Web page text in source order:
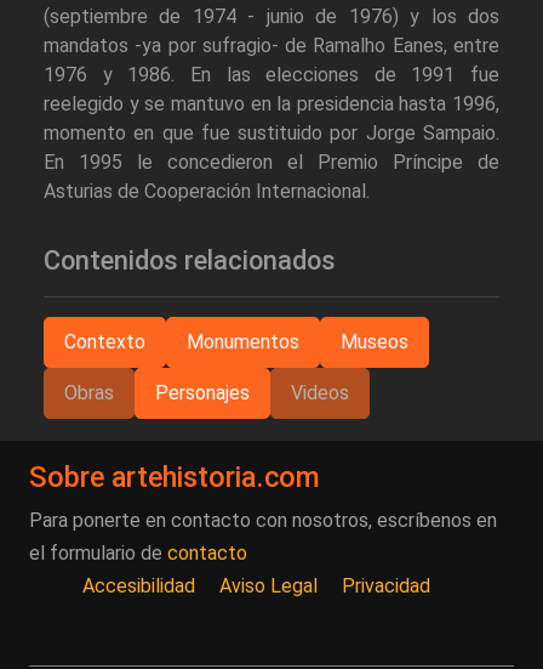
(septiembre de 1974 - junio de 1976) y los dos
mandatos -ya por sufragio- de Ramalho Eanes, entre
1976 y 1986. En las elecciones de 1991 fue
reelegido y se mantuvo en la presidencia hasta 1996,
momento en que fue sustituido por Jorge Sampaio.
En 1995 le concedieron el Premio Príncipe de
Asturias de Cooperación Internacional.
Contenidos relacionados
Contexto Monumentos Museos
Obras Personajes Videos
Sobre artehistoria.com
Para ponerte en contacto con nosotros, escríbenos en
el formulario de contacto
Accesibilidad
Aviso Legal Privacidad